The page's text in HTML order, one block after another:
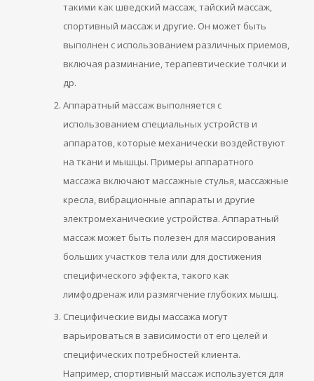
такими как шведский массаж, тайский массаж,
спортивный массаж и другие. Он может быть
выполнен с использованием различных приемов,
включая разминание, терапевтические толчки и
др.
Аппаратный массаж выполняется с
использованием специальных устройств и
аппаратов, которые механически воздействуют
на ткани и мышцы. Примеры аппаратного
массажа включают массажные стулья, массажные
кресла, вибрационные аппараты и другие
электромеханические устройства. Аппаратный
массаж может быть полезен для массирования
больших участков тела или для достижения
специфического эффекта, такого как
лимфодренаж или размягчение глубоких мышц.
Специфические виды массажа могут
варьироваться в зависимости от его целей и
специфических потребностей клиента.
Например, спортивный массаж используется для